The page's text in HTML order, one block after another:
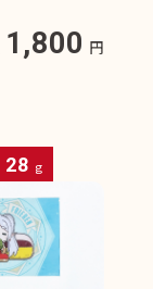
1,800 円
28 g